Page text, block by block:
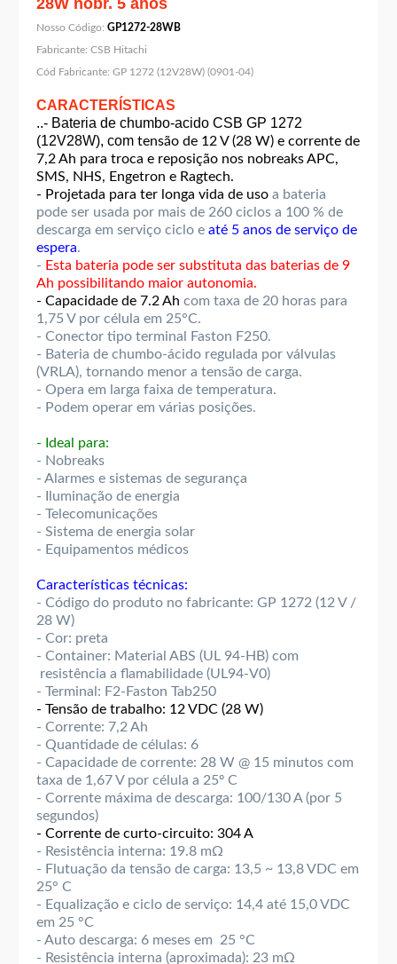
28W nobr. 5 anos
Nosso Código: GP1272-28WB
Fabricante: CSB Hitachi
Cód Fabricante: GP 1272 (12V28W) (0901-04)
CARACTERÍSTICAS
..- Bateria de chumbo-acido CSB GP 1272
(12V28W), com tensão de 12 V (28 W) e corrente de
7,2 Ah para troca e reposição nos nobreaks APC,
SMS, NHS, Engetron e Ragtech.
- Projetada para ter longa vida de uso a bateria
pode ser usada por mais de 260 ciclos a 100 % de
descarga em serviço ciclo e até 5 anos de serviço de
espera.
- Esta bateria pode ser substituta das baterias de 9
Ah possibilitando maior autonomia.
- Capacidade de 7.2 Ah com taxa de 20 horas para
1,75 V por célula em 25°C.
- Conector tipo terminal Faston F250.
- Bateria de chumbo-ácido regulada por válvulas
(VRLA), tornando menor a tensão de carga.
- Opera em larga faixa de temperatura.
- Podem operar em várias posições.
- Ideal para:
- Nobreaks
- Alarmes e sistemas de segurança
- Iluminação de energia
- Telecomunicações
- Sistema de energia solar
- Equipamentos médicos
Características técnicas:
- Código do produto no fabricante: GP 1272 (12 V /
28 W)
- Cor: preta
- Container: Material ABS (UL 94-HB) com
resistência a flamabilidade (UL94-V0)
- Terminal: F2-Faston Tab250
- Tensão de trabalho: 12 VDC (28 W)
- Corrente: 7,2 Ah
- Quantidade de células: 6
- Capacidade de corrente: 28 W @ 15 minutos com
taxa de 1,67 V por célula a 25º C
- Corrente máxima de descarga: 100/130 A (por 5
segundos)
- Corrente de curto-circuito: 304 A
- Resistência interna: 19.8 mΩ
- Flutuação da tensão de carga: 13,5 ~ 13,8 VDC em
25° C
- Equalização e ciclo de serviço: 14,4 até 15,0 VDC
em 25 °C
- Auto descarga: 6 meses em 25 °C
- Resistência interna (aproximada): 23 mΩ